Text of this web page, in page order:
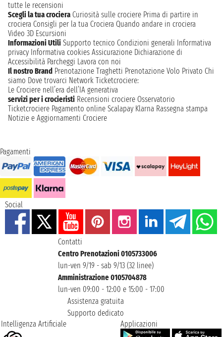
tutte le recensioni
Scegli la tua crociera Curiosità sulle crociere Prima di partire in
crociera Consigli per la tua Crociera Quando andare in crociera
Video 3D Escursioni
Informazioni Utili Supporto tecnico Condizioni generali Informativa
privacy Informativa cookies Assicurazione Dichiarazione di
Accessibilità Parcheggi Lavora con noi
Il nostro Brand Prenotazione Traghetti Prenotazione Volo Privato Chi
siamo Dove trovarci Network Ticketcrociere:
Le Crociere nell’era dell’IA generativa
servizi per i crocieristi Recensioni crociere Osservatorio
Ticketcrociere Pagamento online Scalapay Klarna Rassegna stampa
Notizie e Aggiornamenti Crociere
Pagamenti
Social
Contatti
Centro Prenotazioni 0105733006
lun-ven 9/19 - sab 9/13 (32 linee)
Amministrazione 0105704878
lun-ven 09:00 - 12:00 e 15:00 - 17:00
Assistenza gratuita
Supporto dedicato
Intelligenza Artificiale
Applicazioni